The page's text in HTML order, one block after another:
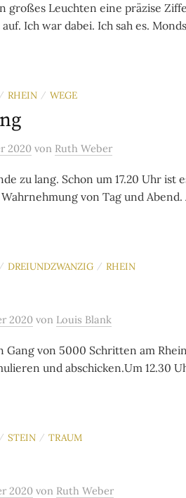
großes Leuchten eine präzise
Ich war dabei. Ich sah es.
/ RHEIN / WEGE
2020 von Ruth Weber
zu lang. Schon um 17.20 Uhr ist
von Tag und Abend.
/ DREIUNDZWANZIG / RHEIN
2020 von Louis Blank
von 5000 Schritten am
und abschicken.Um 12.30
/ STEIN / TRAUM
2020 von Ruth Weber